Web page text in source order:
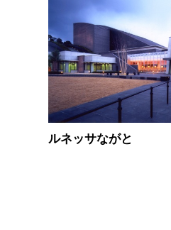
ルネッサながと